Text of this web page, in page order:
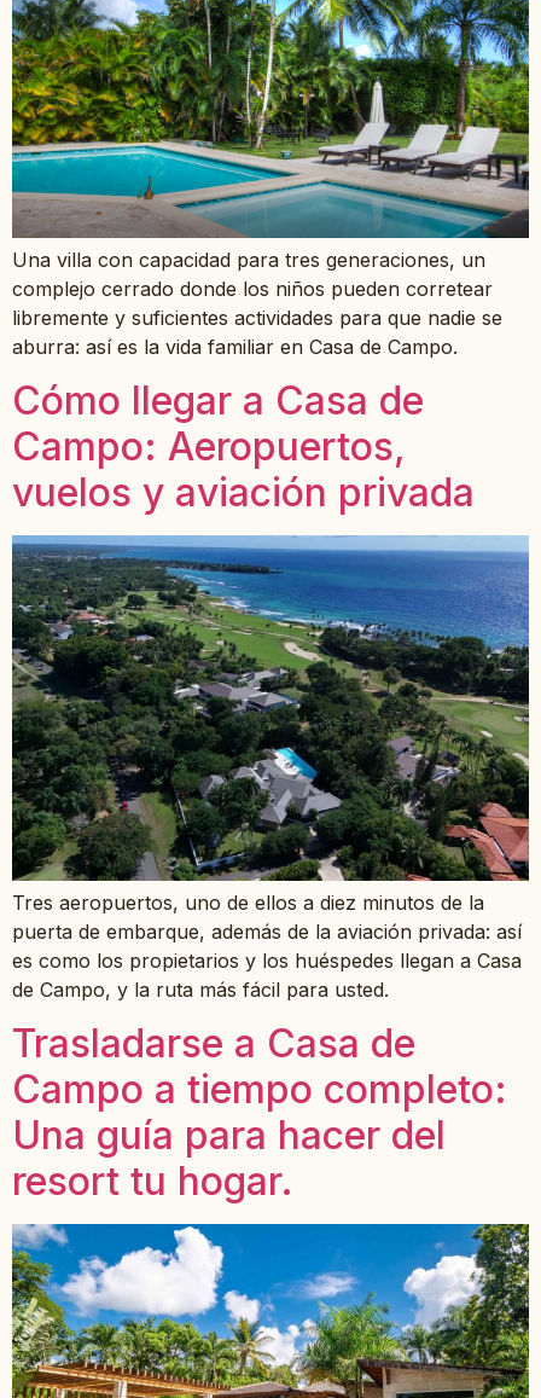
Una villa con capacidad para tres generaciones, un
complejo cerrado donde los niños pueden corretear
libremente y suficientes actividades para que nadie se
aburra: así es la vida familiar en Casa de Campo.
Cómo llegar a Casa de
Campo: Aeropuertos,
vuelos y aviación privada
Tres aeropuertos, uno de ellos a diez minutos de la
puerta de embarque, además de la aviación privada: así
es como los propietarios y los huéspedes llegan a Casa
de Campo, y la ruta más fácil para usted.
Trasladarse a Casa de
Campo a tiempo completo:
Una guía para hacer del
resort tu hogar.